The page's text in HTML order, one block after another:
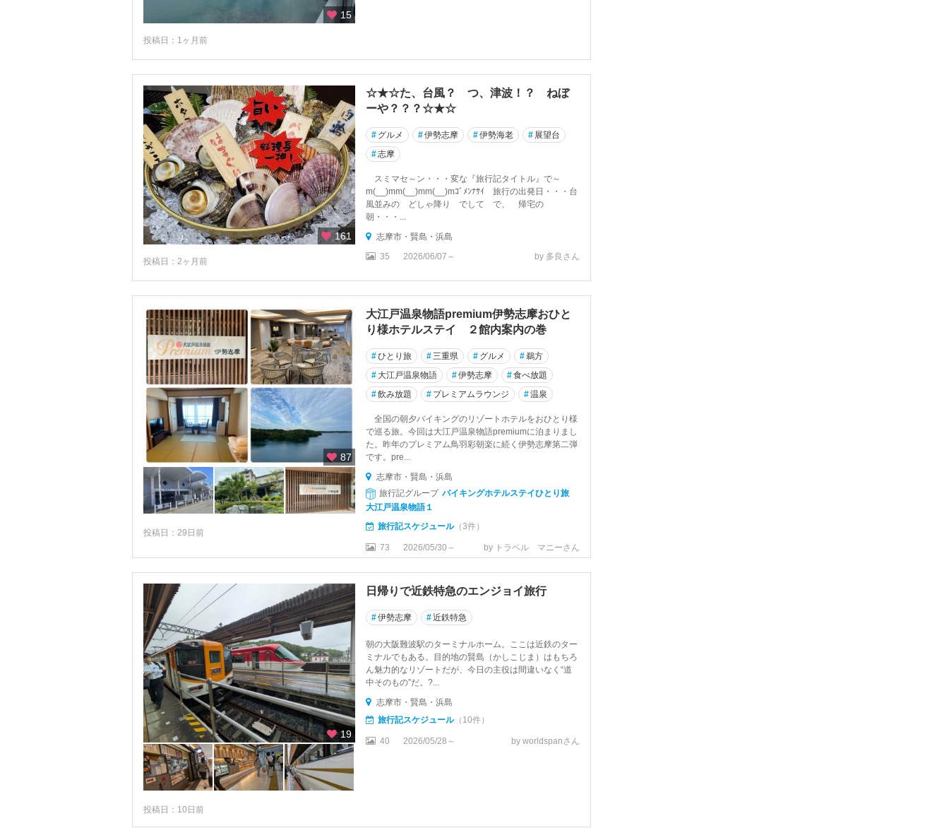
15
投稿日：1ヶ月前
161
投稿日：2ヶ月前
☆★☆た、台風？ つ、津波！？ ねぼ
ーや？？？☆★☆
# グルメ #伊勢志摩 #伊勢海老 # 展望台
#志摩
スミマセ～ン・・・変な『旅行記タイトル』で～
m(__)mm(__)mm(__)mｺﾞﾒﾝﾅｻｲ 旅行の出発日・・・台
風並みの どしゃ降り でして で、 帰宅の
朝・・・...
志摩市・賢島・浜島
35
2026/06/07～ by 多良さん
87
投稿日：29日前
大江戸温泉物語premium伊勢志摩おひと
り様ホテルステイ ２館内案内の巻
#ひとり旅 #三重県 # グルメ #鵜方
# 大江戸温泉物語 #伊勢志摩 #食べ放題
#飲み放題 # プレミアムラウンジ #温泉
全国の朝夕バイキングのリゾートホテルをおひとり様
で巡る旅。今回は大江戸温泉物語premiumに泊まりまし
た。昨年のプレミアム鳥羽彩朝楽に続く伊勢志摩第二弾
です。pre...
志摩市・賢島・浜島
旅行記グループ バイキングホテルステイひとり旅
大江戸温泉物語１
旅行記スケジュール（3件）
73 2026/05/30～ by トラベル マニーさん
19
投稿日：10日前
日帰りで近鉄特急のエンジョイ旅行
#伊勢志摩 #近鉄特急
朝の大阪難波駅のターミナルホーム。ここは近鉄のター
ミナルでもある。目的地の賢島（かしこじま）はもちろ
ん魅力的なリゾートだが、今日の主役は間違いなく“道
中そのもの”だ。?...
志摩市・賢島・浜島
旅行記スケジュール（10件）
40 2026/05/28～ by worldspanさん